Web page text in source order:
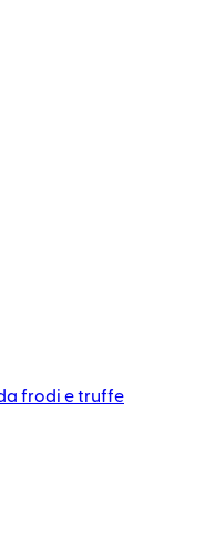
frodi e truffe